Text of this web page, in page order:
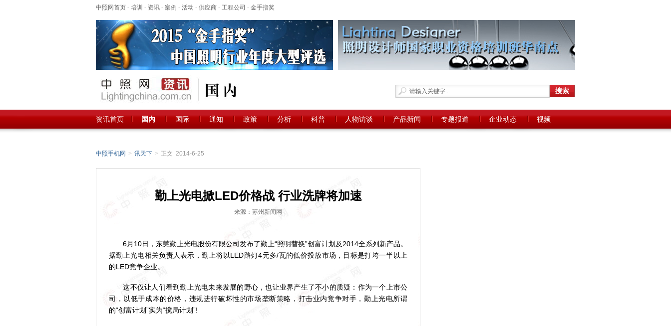
中照网首页 - 培训 - 资讯 - 案例 - 活动 - 供应商 - 工程公司 - 金手指奖
资讯首页 国内 国际 通知 政策 分析 科普 人物访谈 产品新闻 专题报道 企业动态 视频
中照手机网 > 讯天下 > 正文 2014-6-25
勤上光电掀LED价格战 行业洗牌将加速
来源：苏州新闻网
6月10日，东莞勤上光电股份有限公司发布了勤上“照明替换”创富计划及2014全系列新产品。
据勤上光电相关负责人表示，勤上将以LED路灯4元多/瓦的低价投放市场，目标是打垮一半以上
的LED竞争企业。
这不仅让人们看到勤上光电未来发展的野心，也让业界产生了不小的质疑：作为一个上市公
司，以低于成本的价格，违规进行破坏性的市场垄断策略，打击业内竞争对手，勤上光电所谓
的“创富计划”实为“搅局计划”!